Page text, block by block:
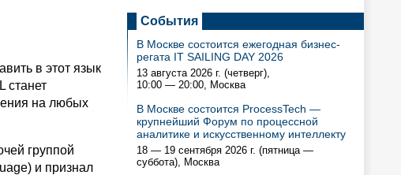
в этот язык
станет
на любых
группой
и признал
События
В Москве состоится ежегодная бизнес-
регата IT SAILING DAY 2026
13 августа 2026 г. (четверг),
10:00 — 20:00, Москва
В Москве состоится ProcessTech —
крупнейший Форум по процессной
аналитике и искусственному интеллекту
18 — 19 сентября 2026 г. (пятница —
суббота), Москва